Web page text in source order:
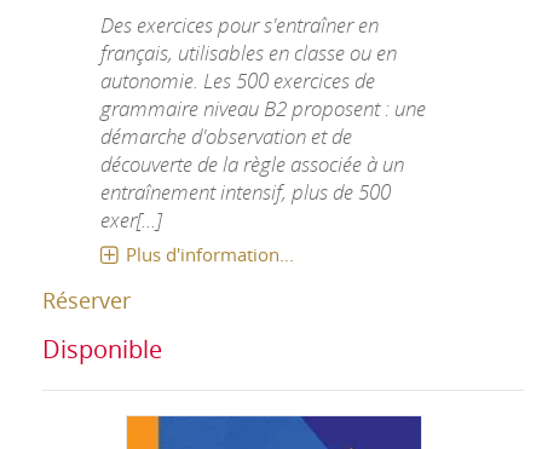
Des exercices pour s'entraîner en
français, utilisables en classe ou en
autonomie. Les 500 exercices de
grammaire niveau B2 proposent : une
démarche d'observation et de
découverte de la règle associée à un
entraînement intensif, plus de 500
exer[...]
Plus d'information...
Réserver
Disponible